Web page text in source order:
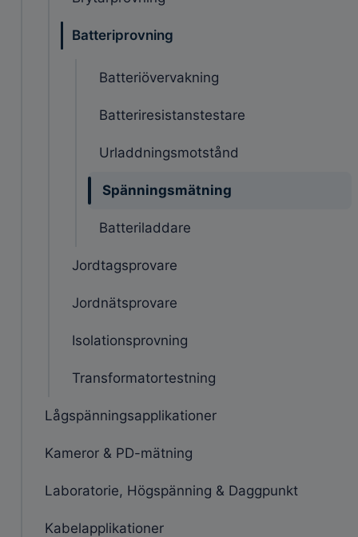
Batteriprovning
Batteriövervakning
Batteriresistanstestare
Urladdningsmotstånd
Spänningsmätning
Batteriladdare
Jordtagsprovare
Jordnätsprovare
Isolationsprovning
Transformatortestning
Lågspänningsapplikationer
Kameror & PD-mätning
Laboratorie, Högspänning & Daggpunkt
Kabelapplikationer